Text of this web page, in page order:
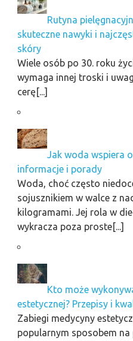
Rutyna
skuteczne nawyki i
skóry
Wiele osób po 30. roku
wymaga innej troski i
cerę[...]
Jak woda wspiera
informacje i porady
Woda, choć często
sojusznikiem w walce z
kilogramami. Jej rola w
wykracza poza proste[...]
Kto może
estetycznej? Przepisy i
Zabiegi medycyny
popularnym sposobem